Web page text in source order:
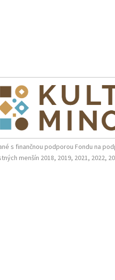
s finančnou podporou Fondu na
menšín 2018, 2019, 2021, 2022,